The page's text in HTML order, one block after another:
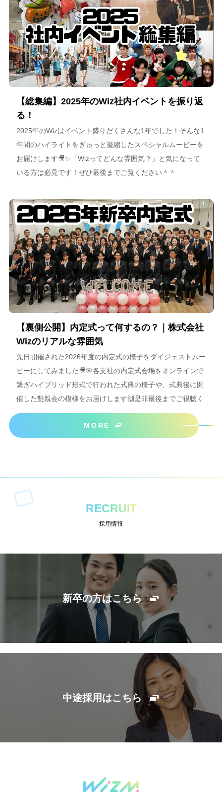
【総集編】2025年のWiz社内イベントを振り返
る！
2025年のWizはイベント盛りだくさんな1年でした！そんな1
年間のハイライトをぎゅっと凝縮したスペシャルムービーを
お届けします🎥✨「Wizってどんな雰囲気？」と気になって
いる方は必見です！ぜひ最後までご覧ください＾＾
【裏側公開】内定式って何するの？｜株式会社
Wizのリアルな雰囲気
先日開催された2026年度の内定式の様子をダイジェストムー
ビーにしてみました🎥🌸各支社の内定式会場をオンラインで
繋ぎハイブリッド形式で行われた式典の様子や、式典後に開
催した懇親会の模様をお届けします🙌是非最後までご視聴く
ださいね＾＾
MORE
RECRUIT
採用情報
新卒の方はこちら
中途採用はこちら